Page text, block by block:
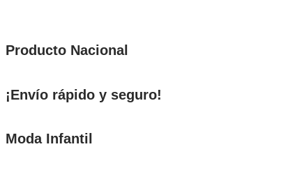
Producto Nacional
¡Envío rápido y seguro!
Moda Infantil